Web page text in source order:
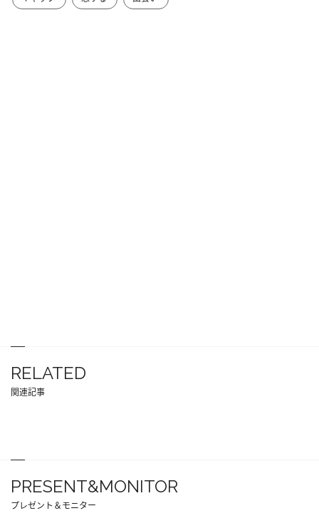
RELATED
関連記事
PRESENT&MONITOR
プレゼント＆モニター